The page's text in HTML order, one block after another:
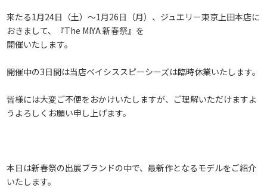
来たる1月24日（土）～1月26日（月）、ジュエリー東京上田本店に
おきまして、『The MIYA 新春祭』を
開催いたします。
開催中の3日間は当店ベイシススピーシーズは臨時休業いたします。
皆様には大変ご不便をおかけいたしますが、ご理解いただけますよ
うよろしくお願い申し上げます。
本日は新春祭の出展ブランドの中で、最新作となるモデルをご紹介
いたします。